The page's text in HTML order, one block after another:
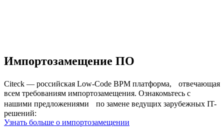
Импортозамещение ПО
Citeck — российская Low-Code BPM платформа, отвечающая
всем требованиям импортозамещения. Ознакомьтесь с
нашими предложениями по замене ведущих зарубежных IT-
решений:
Узнать больше о импортозамещении